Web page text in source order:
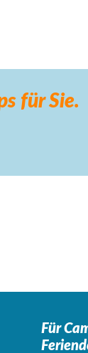
für Sie.
Für